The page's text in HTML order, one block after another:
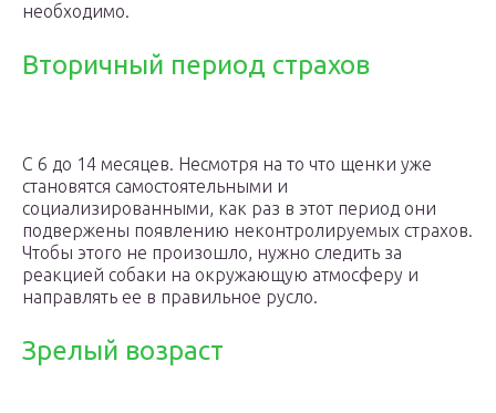
необходимо.
Вторичный период страхов
С 6 до 14 месяцев. Несмотря на то что щенки уже
становятся самостоятельными и
социализированными, как раз в этот период они
подвержены появлению неконтролируемых страхов.
Чтобы этого не произошло, нужно следить за
реакцией собаки на окружающую атмосферу и
направлять ее в правильное русло.
Зрелый возраст